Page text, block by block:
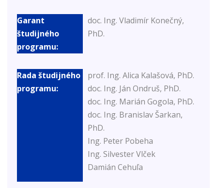
doc. Ing. Vladimír Konečný,
PhD.
prof. Ing. Alica Kalašová, PhD.
doc. Ing. Ján Ondruš, PhD.
doc. Ing. Marián Gogola, PhD.
doc. Ing. Branislav Šarkan,
PhD.
Ing. Peter Pobeha
Ing. Silvester Vlček
Damián Cehuľa